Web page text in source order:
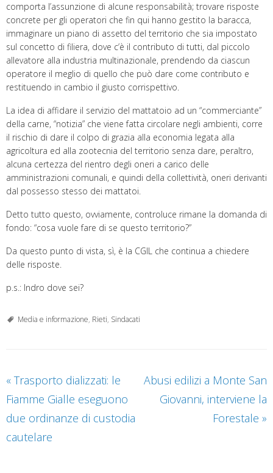
comporta l’assunzione di alcune responsabilità; trovare risposte
concrete per gli operatori che fin qui hanno gestito la baracca,
immaginare un piano di assetto del territorio che sia impostato
sul concetto di filiera, dove c’è il contributo di tutti, dal piccolo
allevatore alla industria multinazionale, prendendo da ciascun
operatore il meglio di quello che può dare come contributo e
restituendo in cambio il giusto corrispettivo.
La idea di affidare il servizio del mattatoio ad un “commerciante”
della carne, “notizia” che viene fatta circolare negli ambienti, corre
il rischio di dare il colpo di grazia alla economia legata alla
agricoltura ed alla zootecnia del territorio senza dare, peraltro,
alcuna certezza del rientro degli oneri a carico delle
amministrazioni comunali, e quindi della collettività, oneri derivanti
dal possesso stesso dei mattatoi.
Detto tutto questo, ovviamente, controluce rimane la domanda di
fondo: “cosa vuole fare di se questo territorio?”
Da questo punto di vista, sì, è la CGIL che continua a chiedere
delle risposte.
p.s.: Indro dove sei?
Media e informazione, Rieti, Sindacati
« Trasporto dializzati: le
Fiamme Gialle eseguono
due ordinanze di custodia
cautelare
Abusi edilizi a Monte San
Giovanni, interviene la
Forestale »